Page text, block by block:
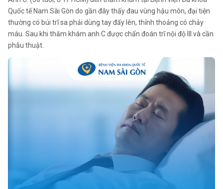
Quốc tế Nam Sài Gòn do gần đây thấy đau vùng hậu môn, đại tiện
thường có búi trĩ sa phải dùng tay đẩy lên, thỉnh thoảng có chảy
máu. Sau khi thăm khám anh C được chẩn đoán trĩ nội độ III và cần
phẫu thuật.